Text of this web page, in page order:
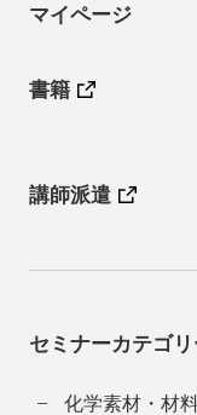
マイページ
書籍
講師派遣
セミナーカテゴ
化学素材・材